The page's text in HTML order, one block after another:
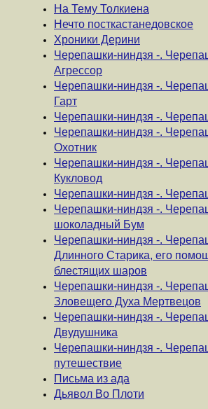
На Тему Толкиена
Нечто посткастанедовское
Хроники Дерини
Черепашки-ниндзя -.
Агрессор
Черепашки-ниндзя -.
Гарт
Черепашки-ниндзя -.
Черепашки-ниндзя -.
Охотник
Черепашки-ниндзя -.
Кукловод
Черепашки-ниндзя -.
Черепашки-ниндзя -.
шоколадный Бум
Черепашки-ниндзя -.
Длинного Старика, его
блестящих шаров
Черепашки-ниндзя -.
Зловещего Духа Мертвецов
Черепашки-ниндзя -.
Двудушника
Черепашки-ниндзя -.
путешествие
Письма из ада
Дьявол Во Плоти